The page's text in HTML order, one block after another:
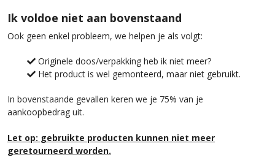
Ik voldoe niet aan bovenstaand
Ook geen enkel probleem, we helpen je als volgt:
Originele doos/verpakking heb ik niet meer?
Het product is wel gemonteerd, maar niet gebruikt.
In bovenstaande gevallen keren we je 75% van je
aankoopbedrag uit.
Let op: gebruikte producten kunnen niet meer
geretourneerd worden.